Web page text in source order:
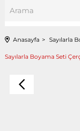
Anasayfa Sayılarla
Sayılarla Boyama Seti